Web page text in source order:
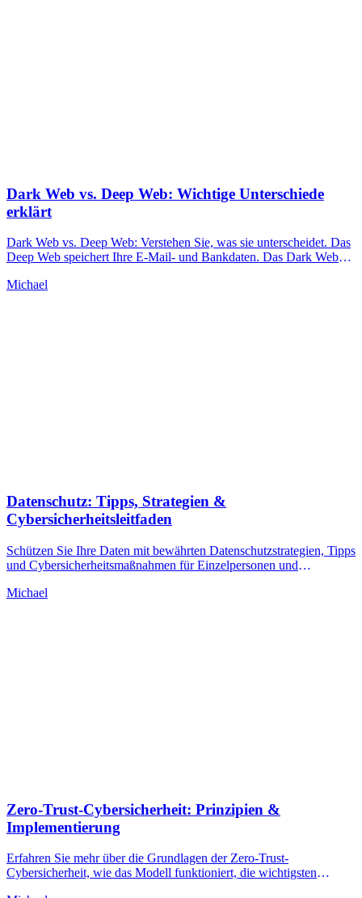
Dark Web vs. Deep Web: Wichtige Unterschiede
erklärt
Dark Web vs. Deep Web: Verstehen Sie, was sie unterscheidet. Das
Deep Web speichert Ihre E-Mail- und Bankdaten. Das Dark Web
Michael
Datenschutz: Tipps, Strategien &
Cybersicherheitsleitfaden
Schützen Sie Ihre Daten mit bewährten Datenschutzstrategien, Tipps
und Cybersicherheitsmaßnahmen für Einzelpersonen und
Michael
Zero-Trust-Cybersicherheit: Prinzipien &
Implementierung
Erfahren Sie mehr über die Grundlagen der Zero-Trust-
Cybersicherheit, wie das Modell funktioniert, die wichtigsten